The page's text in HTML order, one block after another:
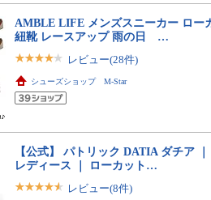
AMBLE LIFE メンズスニーカー ロー
紐靴 レースアップ 雨の日 …
レビュー(28件)
シューズショップ M-Star
【公式】 パトリック DATIA ダチア
レディース ｜ ローカット…
レビュー(8件)